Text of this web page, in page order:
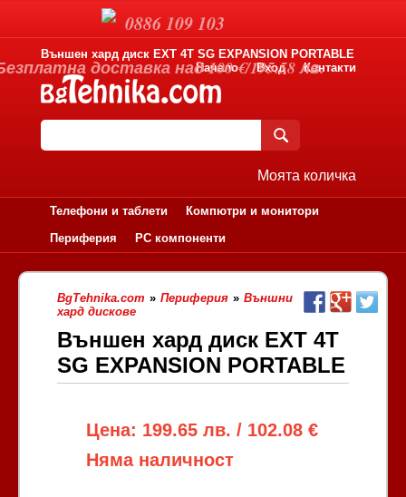
Външен хард диск EXT 4T SG EXPANSION PORTABLE
Начало
Вход Контакти
Моята количка
Телефони и таблети
Компютри и монитори
Периферия
PC компоненти
BgTehnika.com » Периферия » Външни
хард дискове
Външен хард диск EXT 4T
SG EXPANSION PORTABLE
Цена: 199.65 лв. / 102.08 €
Няма наличност
0886 109 103
доставка над 100 €/195.58 лв.